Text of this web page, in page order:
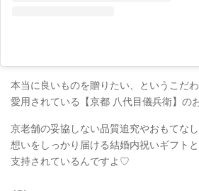
本当に良いものを贈りたい、というこだ
愛用されている【京都 八代目儀兵衛】の
京老舗の妥協しない品質追究やおもてなし
想いをしっかり届ける結婚内祝いギフト
支持されているんですよ♡